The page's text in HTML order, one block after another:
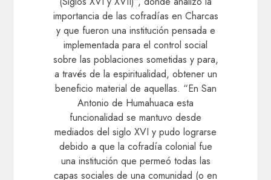
importancia de las cofradías en Charcas
y que fueron una institución pensada e
implementada para el control social
sobre las poblaciones sometidas y para,
a través de la espiritualidad, obtener un
beneficio material de aquellas. “En San
Antonio de Humahuaca esta
funcionalidad se mantuvo desde
mediados del siglo XVI y pudo lograrse
debido a que la cofradía colonial fue
una institución que permeó todas las
capas sociales de una comunidad (o en